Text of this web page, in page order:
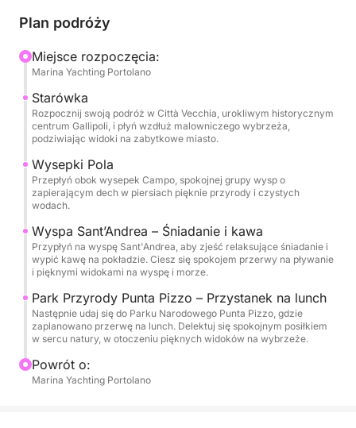
świeżo parzoną kawę na pokładzie i pyszne, ciepłe
łagodnego żeglugi na południe, będziesz mógł
rozkoszować się panoramicznymi widokami i
poznać lokalną historię i naturalne piękno podczas
wycieczki z przewodnikiem.
Przyrody Punta Pizzo, obszaru chronionego
bogatego w życie morskie i surowe piękno
wybrzeża. Tutaj będziesz mógł cieszyć się
dłuższym postojem na kąpiel w krystalicznie
czystych wodach, opalanie się i delektowanie
pysznym lunchem na pokładzie, który oferuje
delektuj chwilą z kieliszkiem wina w dłoni. Nasz
statek jest w pełni wyposażony we wszystko, czego
potrzebujesz, aby spędzić komfortowy dzień:
system nagłośnienia, łazienkę, prysznic, kuchenkę,
ekspres do kawy oraz zacienione miejsca do
Plan podróży
Miejsce rozpoczęcia:
Marina Yachting Portolano
Starówka
Rozpocznij swoją podróż w Città Vecchia, urokliwym historycznym
centrum Gallipoli, i płyń wzdłuż malowniczego wybrzeża,
podziwiając widoki na zabytkowe miasto.
Wysepki Pola
Przepłyń obok wysepek Campo, spokojnej grupy wysp o
zapierającym dech w piersiach pięknie przyrody i czystych
wodach.
Wyspa Sant’Andrea – Śniadanie i kawa
Przypłyń na wyspę Sant'Andrea, aby zjeść relaksujące śniadanie i
wypić kawę na pokładzie. Ciesz się spokojem przerwy na pływanie
i pięknymi widokami na wyspę i morze.
Park Przyrody Punta Pizzo – Przystanek na lunch
Następnie udaj się do Parku Narodowego Punta Pizzo, gdzie
zaplanowano przerwę na lunch. Delektuj się spokojnym posiłkiem
w sercu natury, w otoczeniu pięknych widoków na wybrzeże.
Powrót o:
Marina Yachting Portolano